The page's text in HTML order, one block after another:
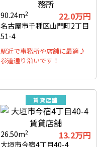
90.24m2 22.0万円
名古屋市千種区山門町2丁目
51-4
駅近で事務所や店舗に最適♪
参道通り沿いです！
賃貸店舗
26.50m2 13.2万円
大垣市今宿4丁目40-4